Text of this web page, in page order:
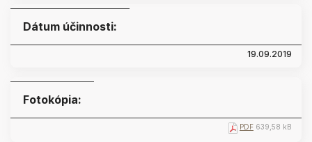
Dátum účinnosti:
19.09.2019
Fotokópia:
PDF 639,58 kB